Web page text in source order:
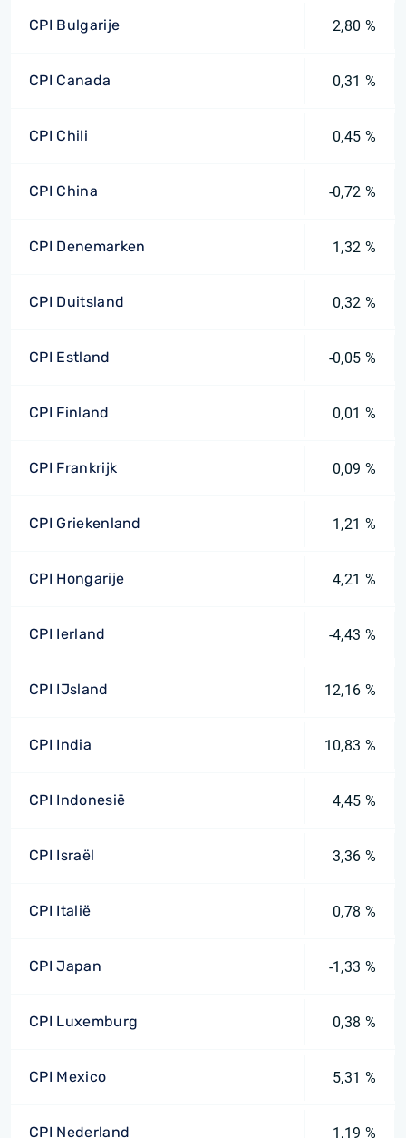
CPI Bulgarije 2,80 %
CPI Canada 0,31 %
CPI Chili 0,45 %
CPI China -0,72 %
CPI Denemarken 1,32 %
CPI Duitsland 0,32 %
CPI Estland -0,05 %
CPI Finland 0,01 %
CPI Frankrijk 0,09 %
CPI Griekenland 1,21 %
CPI Hongarije 4,21 %
CPI Ierland -4,43 %
CPI IJsland 12,16 %
CPI India 10,83 %
CPI Indonesië 4,45 %
CPI Israël 3,36 %
CPI Italië 0,78 %
CPI Japan -1,33 %
CPI Luxemburg 0,38 %
CPI Mexico 5,31 %
CPI Nederland 1,19 %